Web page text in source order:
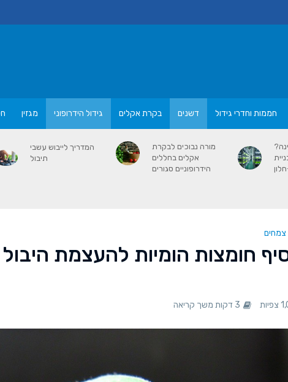
חממות וחדרי גידול דשנים בקרת אקלים גידול הידרופוני מגזין
מורה נבוכים לבקרת
אקלים בחללים
הידרופוניים סגורים
המדריך לייבוש עשבי
תיבול
צמחים
חומצות הומיות להעצמת היבול
3 דקות משך קריאה